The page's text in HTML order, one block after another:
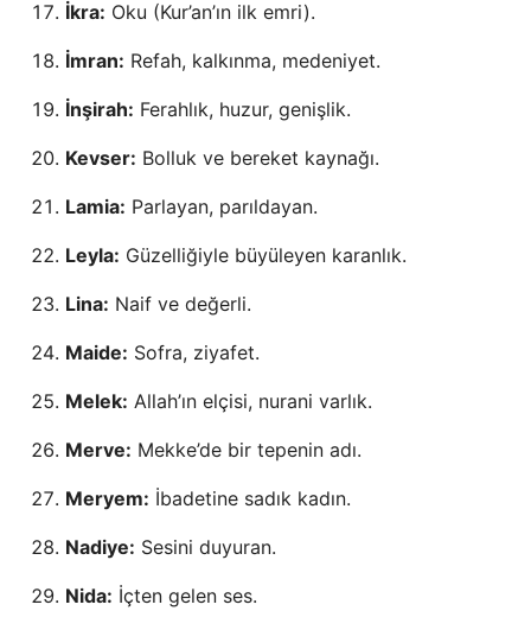
İkra: Oku (Kur’an’ın ilk emri).
İmran: Refah, kalkınma, medeniyet.
İnşirah: Ferahlık, huzur, genişlik.
Kevser: Bolluk ve bereket kaynağı.
Lamia: Parlayan, parıldayan.
Leyla: Güzelliğiyle büyüleyen karanlık.
Lina: Naif ve değerli.
Maide: Sofra, ziyafet.
Melek: Allah’ın elçisi, nurani varlık.
Merve: Mekke’de bir tepenin adı.
Meryem: İbadetine sadık kadın.
Nadiye: Sesini duyuran.
Nida: İçten gelen ses.